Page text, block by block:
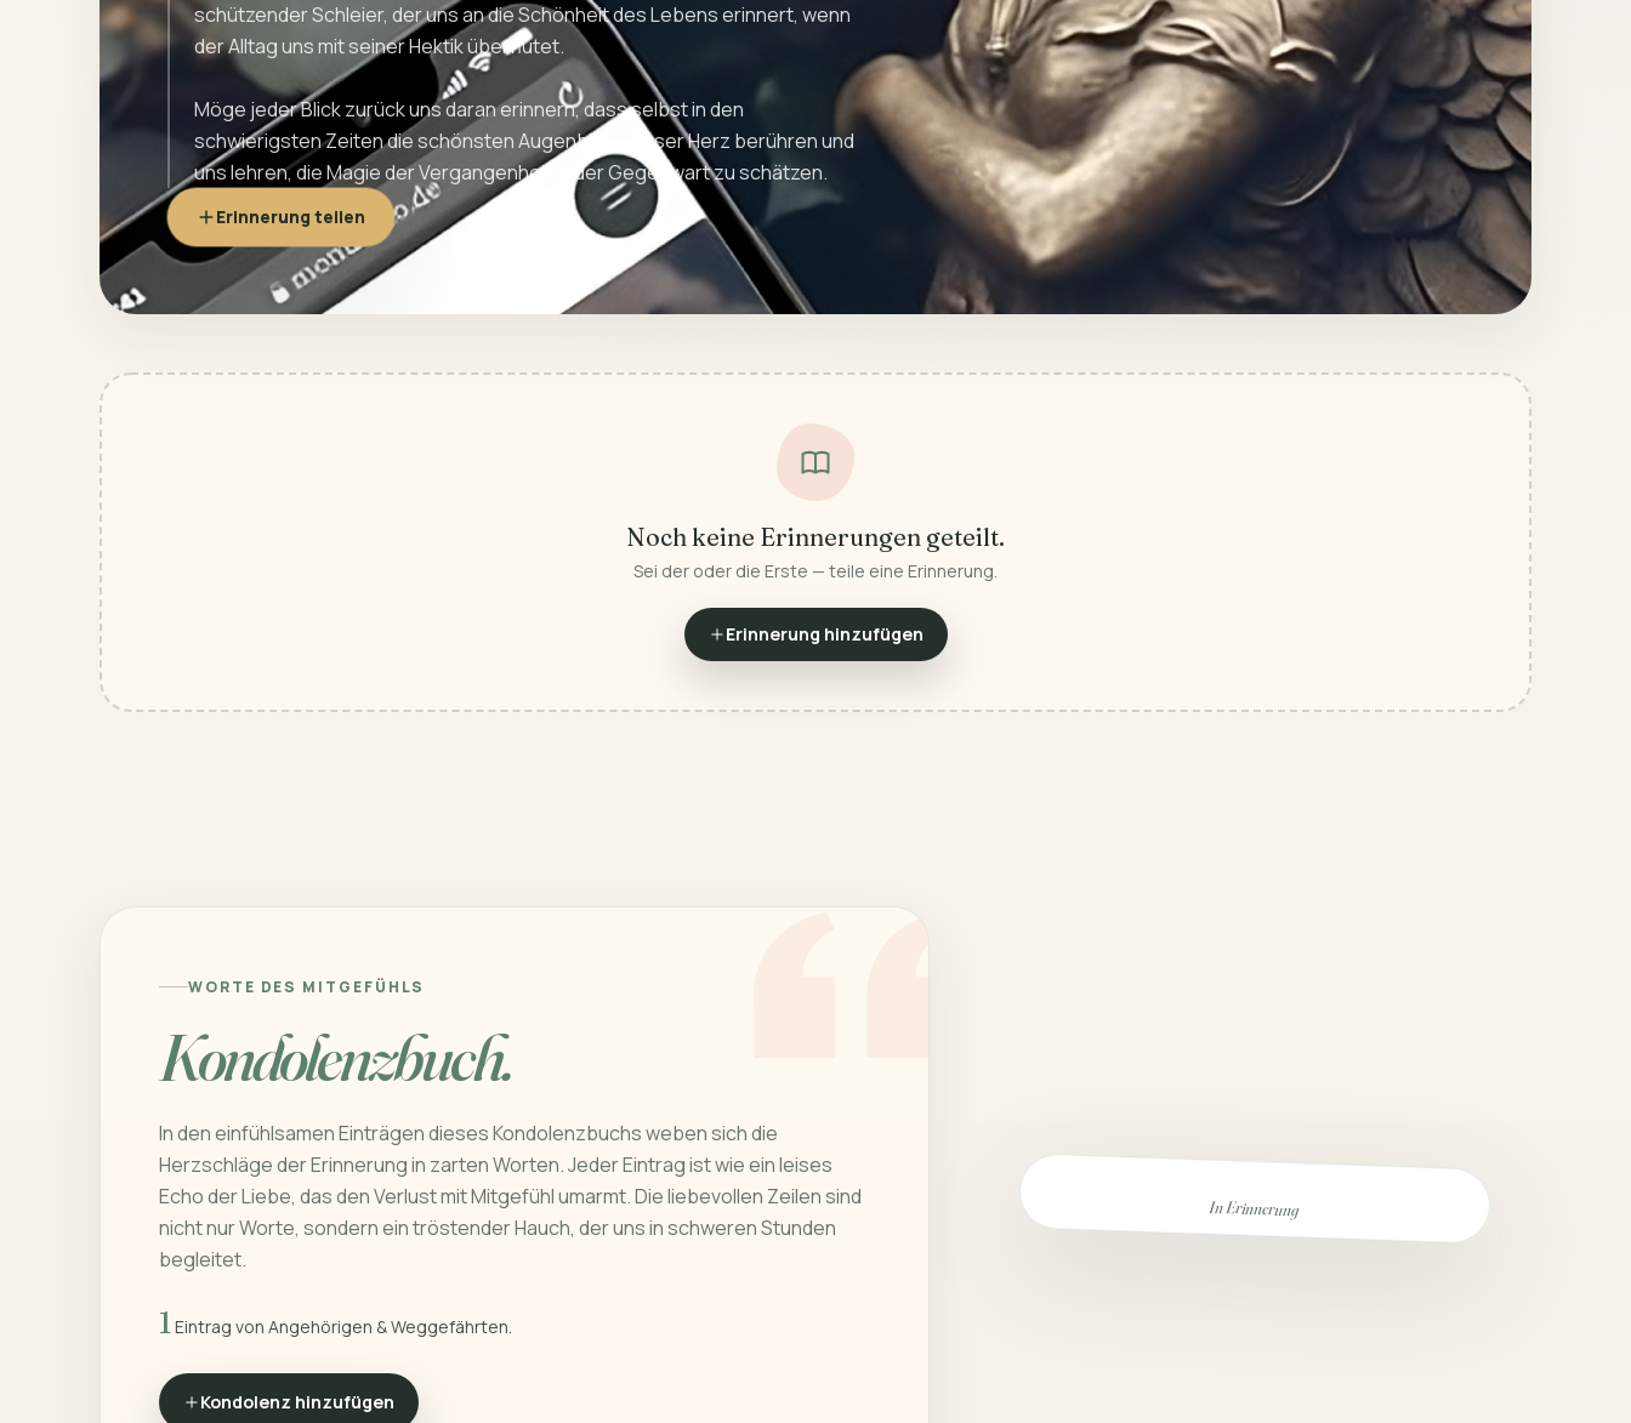
schützender Schleier, der uns an die Schönheit des Lebens erinnert, wenn
der Alltag uns mit seiner Hektik überflutet.
Möge jeder Blick zurück uns daran erinnern, dass selbst in den
schwierigsten Zeiten die schönsten Augenblicke unser Herz berühren und
uns lehren, die Magie der Vergangenheit in der Gegenwart zu schätzen.
Erinnerung teilen
Noch keine Erinnerungen geteilt.
Sei der oder die Erste — teile eine Erinnerung.
Erinnerung hinzufügen
WORTE DES MITGEFÜHLS
Kondolenzbuch.
In den einfühlsamen Einträgen dieses Kondolenzbuchs weben sich die
Herzschläge der Erinnerung in zarten Worten. Jeder Eintrag ist wie ein leises
Echo der Liebe, das den Verlust mit Mitgefühl umarmt. Die liebevollen Zeilen sind
nicht nur Worte, sondern ein tröstender Hauch, der uns in schweren Stunden
begleitet.
1 Eintrag von Angehörigen & Weggefährten.
Kondolenz hinzufügen
In Erinnerung